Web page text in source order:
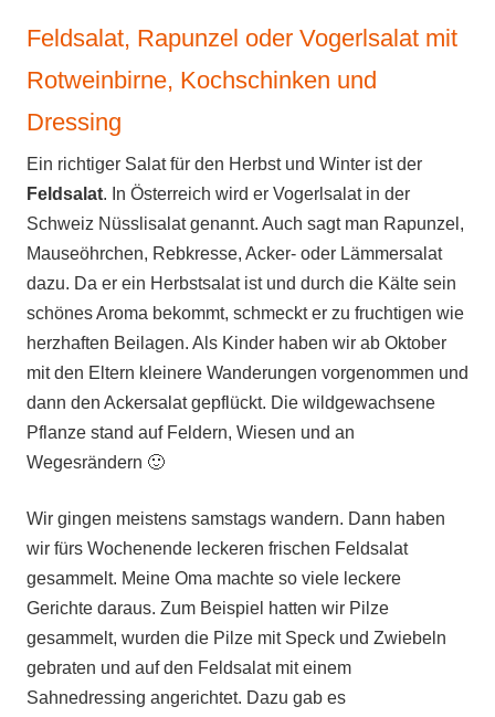
Feldsalat, Rapunzel oder Vogerlsalat mit
Rotweinbirne, Kochschinken und
Dressing
Ein richtiger Salat für den Herbst und Winter ist der
Feldsalat. In Österreich wird er Vogerlsalat in der
Schweiz Nüsslisalat genannt. Auch sagt man Rapunzel,
Mauseöhrchen, Rebkresse, Acker- oder Lämmersalat
dazu. Da er ein Herbstsalat ist und durch die Kälte sein
schönes Aroma bekommt, schmeckt er zu fruchtigen wie
herzhaften Beilagen. Als Kinder haben wir ab Oktober
mit den Eltern kleinere Wanderungen vorgenommen und
dann den Ackersalat gepflückt. Die wildgewachsene
Pflanze stand auf Feldern, Wiesen und an
Wegesrändern 🙂
Wir gingen meistens samstags wandern. Dann haben
wir fürs Wochenende leckeren frischen Feldsalat
gesammelt. Meine Oma machte so viele leckere
Gerichte daraus. Zum Beispiel hatten wir Pilze
gesammelt, wurden die Pilze mit Speck und Zwiebeln
gebraten und auf den Feldsalat mit einem
Sahnedressing angerichtet. Dazu gab es